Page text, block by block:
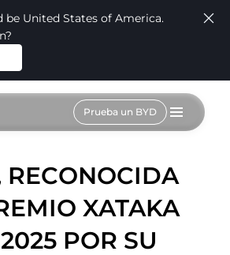
be United States of America.
Prueba un BYD
RECONOCIDA
XATAKA
POR SU